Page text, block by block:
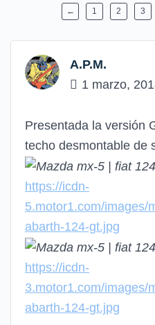
← 1 2 3
A.P.M.
1 marzo,
Presentada la versión
techo desmontable de
https://icdn-
5.motor1.com/images/
abarth-124-gt.jpg
https://icdn-
3.motor1.com/images/
abarth-124-gt.jpg